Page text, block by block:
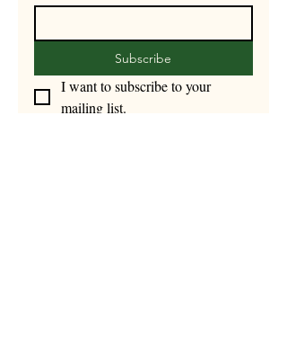
Subscribe
I want to subscribe to your
mailing list.